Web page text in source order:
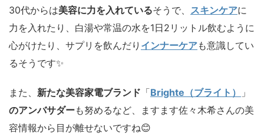
30代からは美容に力を入れているそうで、 スキンケアに
力を入れたり、白湯や常温の水を1日2リットル飲むように
心がけたり、サプリを飲んだり インナーケアも意識してい
るそうです✨
また、 新たな美容家電ブランド 「Brighte（ブライト）
」
のアンバサダーも努めるなど、ますます佐々木希さんの美
容情報から目が離せないですね😊